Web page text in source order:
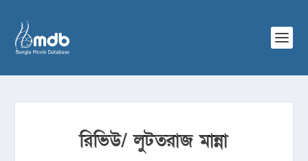
রিভিউ/ লুটতরাজ মান্না